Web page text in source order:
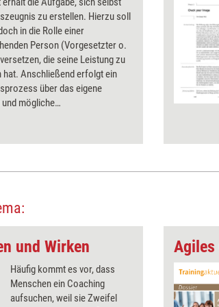
zu erstellen. Hierzu soll
in die Rolle einer
Person (Vorgesetzter o.
die seine Leistung zu
hat. Anschließend erfolgt ein
über das eigene
mögliche
, Fremd- und Wunschbild des
und Wirken
Häufig kommt es vor, dass
Menschen ein Coaching
aufsuchen, weil sie Zweifel
Agiles